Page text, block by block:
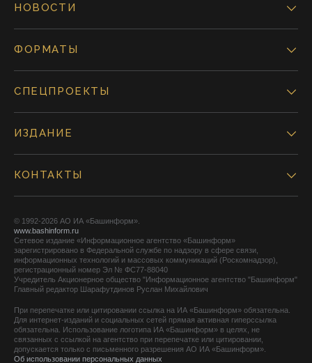
НОВОСТИ
ФОРМАТЫ
СПЕЦПРОЕКТЫ
ИЗДАНИЕ
КОНТАКТЫ
© 1992-2026 АО ИА «Башинформ».
www.bashinform.ru
Сетевое издание «Информационное агентство «Башинформ»
зарегистрировано в Федеральной службе по надзору в сфере связи,
информационных технологий и массовых коммуникаций (Роскомнадзор),
регистрационный номер Эл № ФС77-88040
Учредитель Акционерное общество "Информационное агентство "Башинформ"
Главный редактор Шарафутдинов Руслан Михайлович
При перепечатке или цитировании ссылка на ИА «Башинформ» обязательна.
Для интернет-изданий и социальных сетей прямая активная гиперссылка
обязательна. Использование логотипа ИА «Башинформ» в целях, не
связанных с ссылкой на агентство при перепечатке или цитировании,
допускается только с письменного разрешения АО ИА «Башинформ».
Об использовании персональных данных